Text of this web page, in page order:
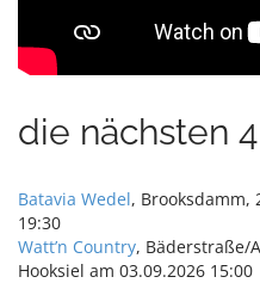
die nächsten
Batavia Wedel, Brooksdamm,
19:30
Watt’n Country, Bäderstraße/
Hooksiel am 03.09.2026 15:00